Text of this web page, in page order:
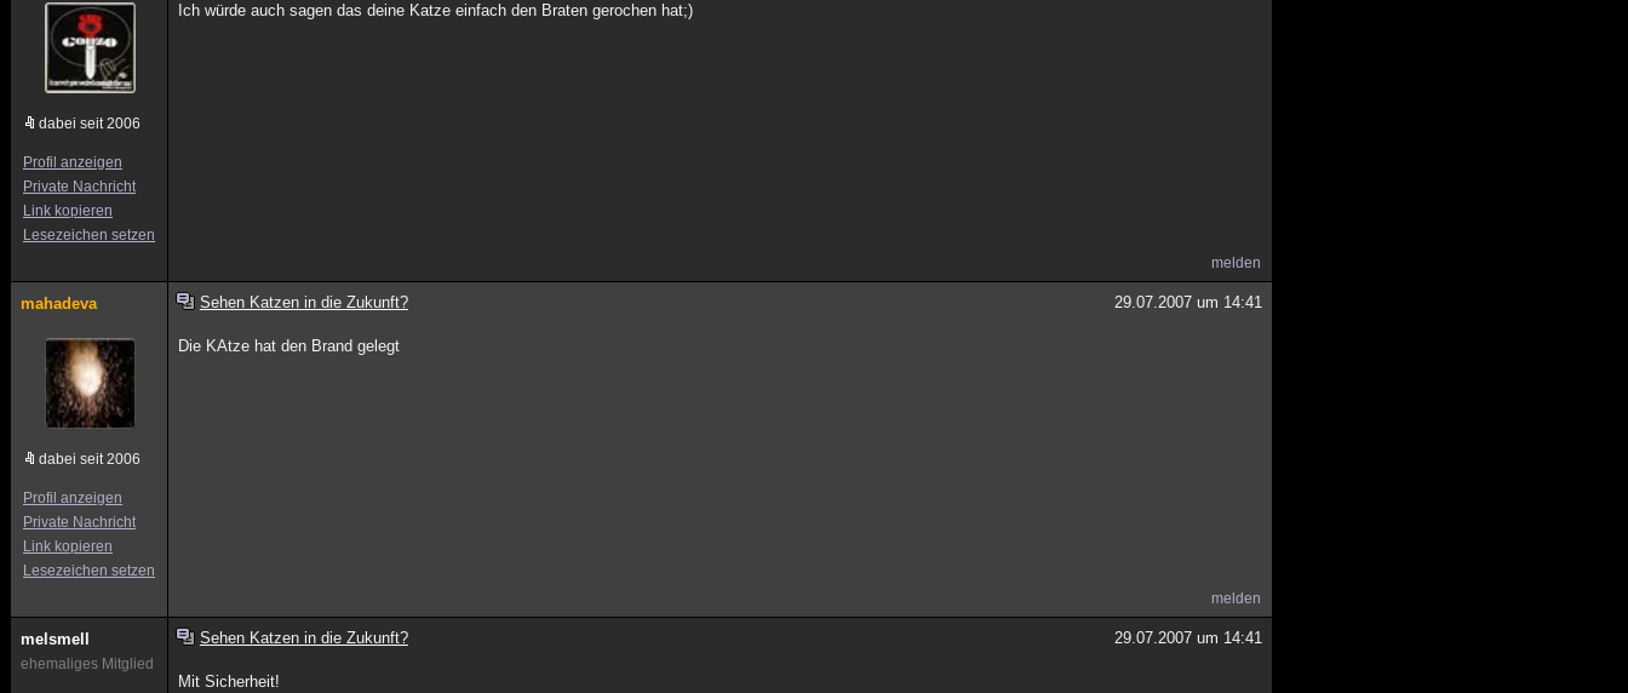
dabei seit 2006
Profil anzeigen
Private Nachricht
Link kopieren
Lesezeichen setzen
Ich würde auch sagen das deine Katze einfach den Braten gerochen hat;)
melden
mahadeva
dabei seit 2006
Profil anzeigen
Private Nachricht
Link kopieren
Lesezeichen setzen
Sehen Katzen in die Zukunft? 29.07.2007 um 14:41
Die KAtze hat den Brand gelegt
melden
melsmell
ehemaliges Mitglied
Sehen Katzen in die Zukunft? 29.07.2007 um 14:41
Mit Sicherheit!